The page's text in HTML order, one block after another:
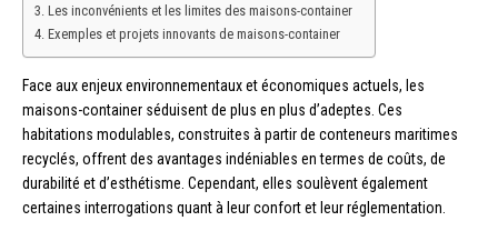
Les inconvénients et les limites des maisons-container
Exemples et projets innovants de maisons-container
Face aux enjeux environnementaux et économiques actuels, les
maisons-container séduisent de plus en plus d’adeptes. Ces
habitations modulables, construites à partir de conteneurs maritimes
recyclés, offrent des avantages indéniables en termes de coûts, de
durabilité et d’esthétisme. Cependant, elles soulèvent également
certaines interrogations quant à leur confort et leur réglementation.